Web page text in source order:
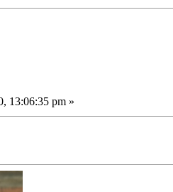
13:06:35 pm »